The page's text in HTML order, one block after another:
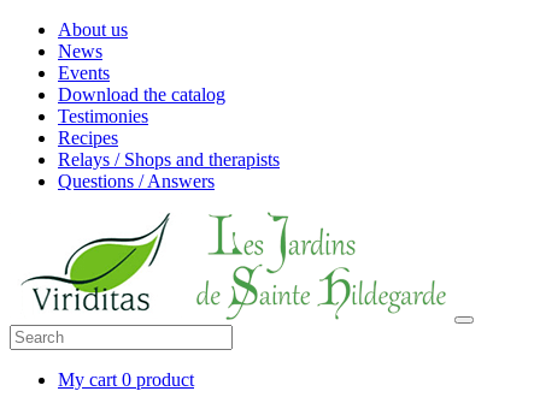
About us
News
Events
Download the catalog
Testimonies
Recipes
Relays / Shops and therapists
Questions / Answers
My cart 0 product